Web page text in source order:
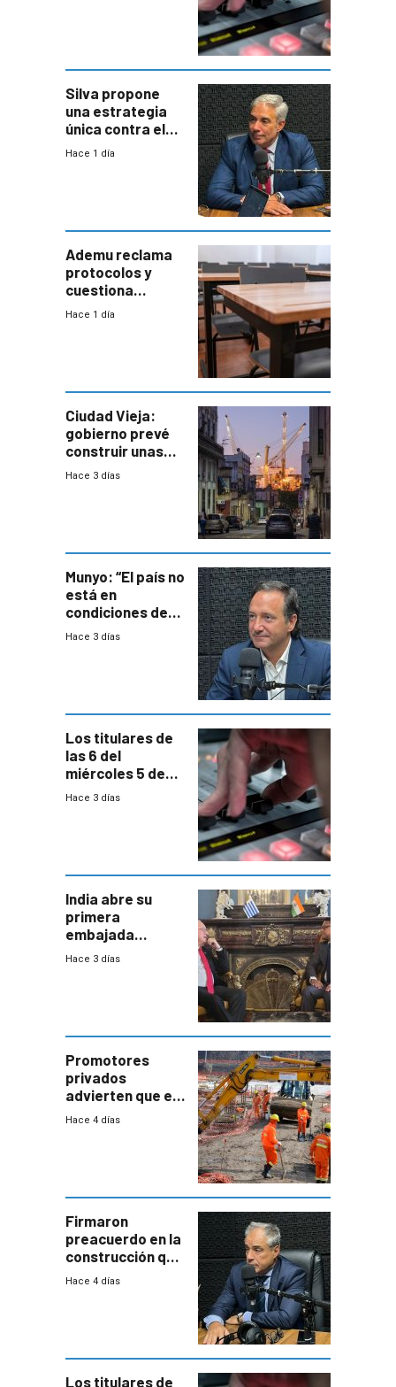
Silva propone
una estrategia
única contra el
narcotráfico y
Hace 1 día
Ademu reclama
protocolos y
cuestiona
demora de
Hace 1 día
Ciudad Vieja:
gobierno prevé
construir unas
mil viviendas en
Hace 3 días
Munyo: “El país no
está en
condiciones de
enfrentar una
Hace 3 días
Los titulares de
las 6 del
miércoles 5 de
agosto de 2026
Hace 3 días
India abre su
primera
embajada
residente en
enorme
potencial
Hace 3 días
Promotores
privados
advierten que el
nuevo convenio
a revisar
proyectos
Hace 4 días
Firmaron
preacuerdo en la
construcción que
comprende
Hace 4 días
Los titulares de